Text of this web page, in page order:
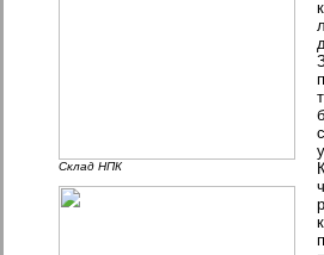
Склад НПК